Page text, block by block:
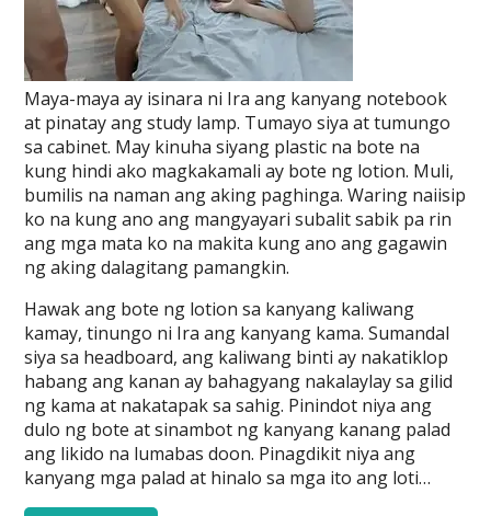
Maya-maya ay isinara ni Ira ang kanyang notebook
at pinatay ang study lamp. Tumayo siya at tumungo
sa cabinet. May kinuha siyang plastic na bote na
kung hindi ako magkakamali ay bote ng lotion. Muli,
bumilis na naman ang aking paghinga. Waring naiisip
ko na kung ano ang mangyayari subalit sabik pa rin
ang mga mata ko na makita kung ano ang gagawin
ng aking dalagitang pamangkin.
Hawak ang bote ng lotion sa kanyang kaliwang
kamay, tinungo ni Ira ang kanyang kama. Sumandal
siya sa headboard, ang kaliwang binti ay nakatiklop
habang ang kanan ay bahagyang nakalaylay sa gilid
ng kama at nakatapak sa sahig. Pinindot niya ang
dulo ng bote at sinambot ng kanyang kanang palad
ang likido na lumabas doon. Pinagdikit niya ang
kanyang mga palad at hinalo sa mga ito ang loti…